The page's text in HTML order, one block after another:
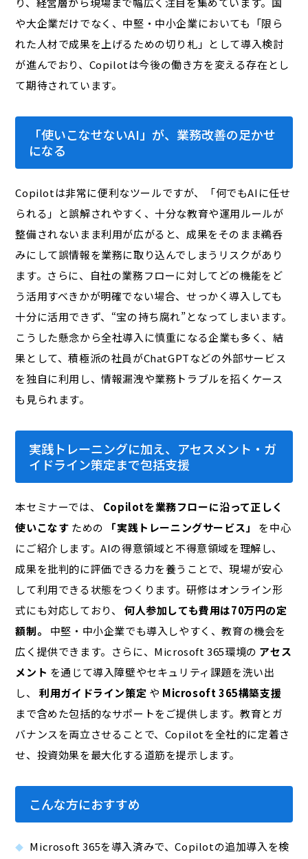
や大企業だけでなく、中堅・中小企業においても「限ら
れた人材で成果を上げるための切り札」として導入検討
が進んでおり、Copilotは今後の働き方を変える存在とし
て期待されています。
「使いこなせないAI」が、業務改善の足かせ
になる
Copilotは非常に便利なツールですが、「何でもAIに任せ
られる」と誤解されやすく、十分な教育や運用ルールが
整備されないまま利用が広がると、成果をそのまま鵜呑
みにして誤情報を業務に取り込んでしまうリスクがあり
ます。さらに、自社の業務フローに対してどの機能をど
う活用すべきかが明確でない場合、せっかく導入しても
十分に活用できず、“宝の持ち腐れ”となってしまいます。
こうした懸念から全社導入に慎重になる企業も多く、結
果として、積極派の社員がChatGPTなどの外部サービス
を独自に利用し、情報漏洩や業務トラブルを招くケース
も見られます。
実践トレーニングに加え、アセスメント・ガ
イドライン策定まで包括支援
本セミナーでは、 Copilotを業務フローに沿って正しく
使いこなす ための 「実践トレーニングサービス」
を中心
にご紹介します。AIの得意領域と不得意領域を理解し、
成果を批判的に評価できる力を養うことで、現場が安心
して利用できる状態をつくります。研修はオンライン形
式にも対応しており、何人参加しても費用は70万円の定
額制。
中堅・中小企業でも導入しやすく、教育の機会を
広く提供できます。さらに、Microsoft 365環境の アセス
メント を通じて導入障壁やセキュリティ課題を洗い出
し、利用ガイドライン策定 や Microsoft 365構築支援
まで含めた包括的なサポートをご提供します。教育とガ
バナンスを両立させることで、Copilotを全社的に定着さ
せ、投資効果を最大化する道筋を提示します。
こんな方におすすめ
Microsoft 365を導入済みで、Copilotの追加導入を検